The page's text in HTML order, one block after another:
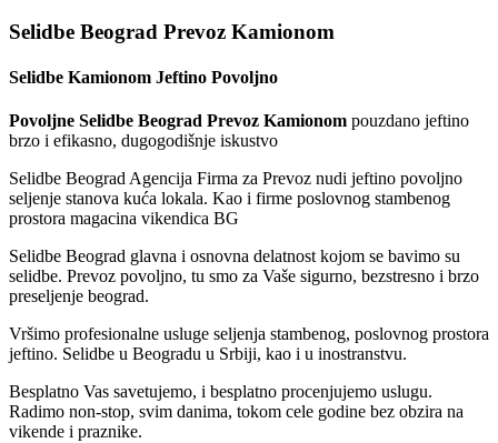
Selidbe Beograd Prevoz Kamionom
Selidbe Kamionom Jeftino Povoljno
Povoljne Selidbe Beograd Prevoz Kamionom pouzdano jeftino
brzo i efikasno, dugogodišnje iskustvo
Selidbe Beograd Agencija Firma za Prevoz nudi jeftino povoljno
seljenje stanova kuća lokala. Kao i firme poslovnog stambenog
prostora magacina vikendica BG
Selidbe Beograd glavna i osnovna delatnost kojom se bavimo su
selidbe. Prevoz povoljno, tu smo za Vaše sigurno, bezstresno i brzo
preseljenje beograd.
Vršimo profesionalne usluge seljenja stambenog, poslovnog prostora
jeftino. Selidbe u Beogradu u Srbiji, kao i u inostranstvu.
Besplatno Vas savetujemo, i besplatno procenjujemo uslugu.
Radimo non-stop, svim danima, tokom cele godine bez obzira na
vikende i praznike.